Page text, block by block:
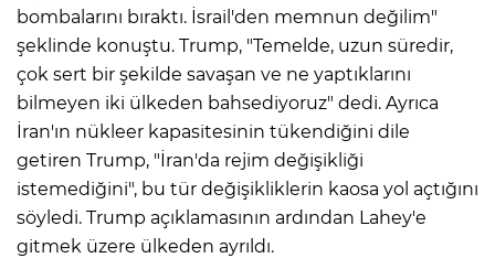
bombalarını bıraktı. İsrail'den memnun değilim"
şeklinde konuştu. Trump, "Temelde, uzun süredir,
çok sert bir şekilde savaşan ve ne yaptıklarını
bilmeyen iki ülkeden bahsediyoruz" dedi. Ayrıca
İran'ın nükleer kapasitesinin tükendiğini dile
getiren Trump, "İran'da rejim değişikliği
istemediğini", bu tür değişikliklerin kaosa yol açtığını
söyledi. Trump açıklamasının ardından Lahey'e
gitmek üzere ülkeden ayrıldı.